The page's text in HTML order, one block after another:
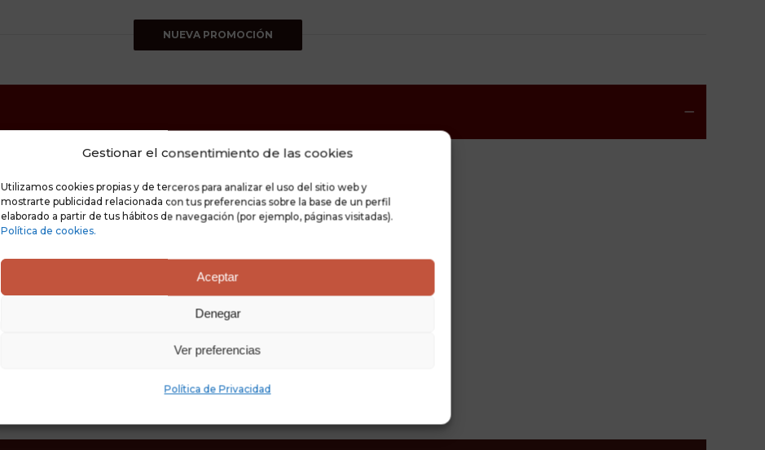
Gestionar el consentimiento de las cookies
Utilizamos cookies propias y de terceros para analizar el uso del sitio web y
mostrarte publicidad relacionada con tus preferencias sobre la base de un perfil
elaborado a partir de tus hábitos de navegación (por ejemplo, páginas visitadas).
Política de cookies.
Aceptar
Denegar
Ver preferencias
Política de Privacidad
NUEVA PROMOCIÓN
Mentoría privada con Luis Jiménez